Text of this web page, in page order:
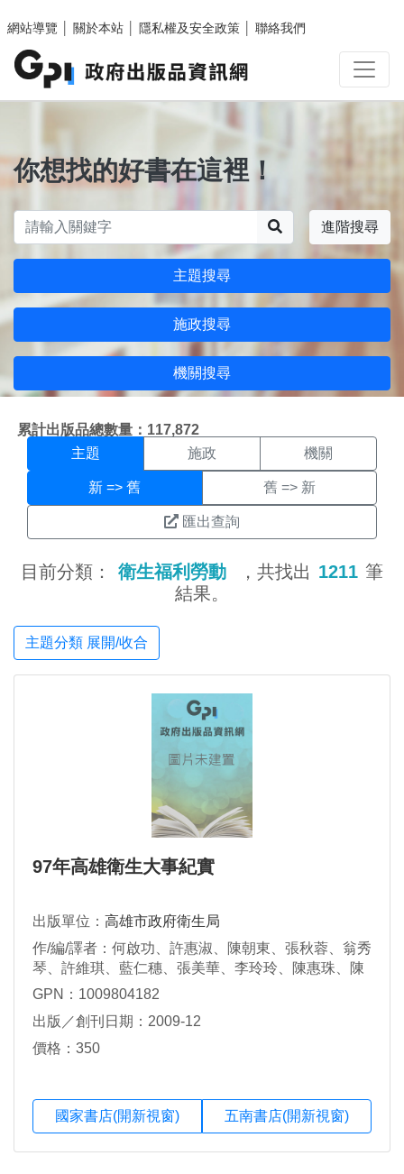
網站導覽
關於本站 隱私權及安全政策 聯絡我們
你想找的好書在這裡！
進階搜尋
主題搜尋
施政搜尋
機關搜尋
累計出版品總數量：117,872
主題搜尋結果頁面
主題 施政 機關
新 => 舊 舊 => 新
匯出查詢
目前分類： 衛生福利勞動 ，共找出 1211 筆
結果。
主題分類 展開/收合
97年高雄衛生大事紀實
出版單位： 高雄市政府衛生局
作/編/譯者：何啟功、許惠淑、陳朝東、張秋蓉、翁秀
琴、許維琪、藍仁穗、張美華、李玲玲、陳惠珠、陳
月寶、陳碧秋、朱孝芳、陳梅鳳、鄭家誼、張甫年、
GPN：1009804182
出版／創刊日期：2009-12
價格：350
國家書店(開新視窗) 五南書店(開新視窗)